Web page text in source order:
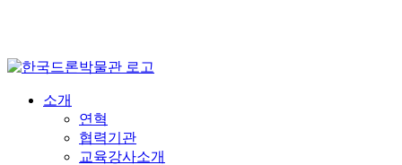
소개
연혁
협력기관
교육강사소개